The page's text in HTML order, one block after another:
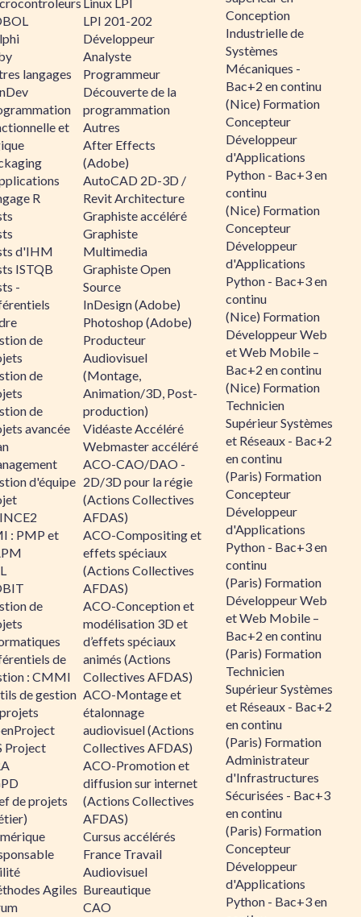
langages
et
R
d'IHM
ISTQB
-
de
de
de
avancée
d'équipe
: PMP et
de
de
: CMMI
de gestion
Project
de projets
Agiles
LPI 201-202
Développeur
Analyste
Programmeur
Découverte de la
programmation
Autres
After Effects
(Adobe)
AutoCAD 2D-3D /
Revit Architecture
Graphiste accéléré
Graphiste
Multimedia
Graphiste Open
Source
InDesign (Adobe)
Photoshop (Adobe)
Producteur
Audiovisuel
(Montage,
Animation/3D, Post-
production)
Vidéaste Accéléré
Webmaster accéléré
ACO-CAO/DAO -
2D/3D pour la régie
(Actions Collectives
AFDAS)
ACO-Compositing et
effets spéciaux
(Actions Collectives
AFDAS)
ACO-Conception et
modélisation 3D et
d’effets spéciaux
animés (Actions
Collectives AFDAS)
ACO-Montage et
étalonnage
audiovisuel (Actions
Collectives AFDAS)
ACO-Promotion et
diffusion sur internet
(Actions Collectives
AFDAS)
Cursus accélérés
France Travail
Audiovisuel
Bureautique
CAO
Conception
Industrielle de
Systèmes
Mécaniques -
Bac+2 en continu
(Nice) Formation
Concepteur
Développeur
d'Applications
Python - Bac+3 en
continu
(Nice) Formation
Concepteur
Développeur
d'Applications
Python - Bac+3 en
continu
(Nice) Formation
Développeur Web
et Web Mobile –
Bac+2 en continu
(Nice) Formation
Technicien
Supérieur Systèmes
et Réseaux - Bac+2
en continu
(Paris) Formation
Concepteur
Développeur
d'Applications
Python - Bac+3 en
continu
(Paris) Formation
Développeur Web
et Web Mobile –
Bac+2 en continu
(Paris) Formation
Technicien
Supérieur Systèmes
et Réseaux - Bac+2
en continu
(Paris) Formation
Administrateur
d'Infrastructures
Sécurisées - Bac+3
en continu
(Paris) Formation
Concepteur
Développeur
d'Applications
Python - Bac+3 en